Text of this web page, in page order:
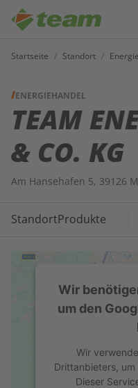
Startseite / Standort /
ENERGIEHANDEL
TEAM
& CO. KG
Am Hansehafen 5, 39126
StandortProdukte
Wir
um den
Wir
Drittanbieters,
Dieser